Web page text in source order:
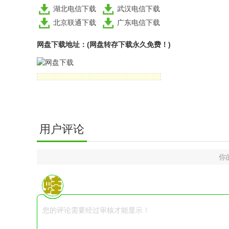
湖北电信下载
武汉电信下载
北京联通下载
广东电信下载
网盘下载地址：(网盘转存下载永久免费！)
用户评论
你